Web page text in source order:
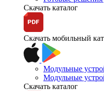
Скачать каталог
Скачать мобильный
Модульные
Модульные
Скачать каталог